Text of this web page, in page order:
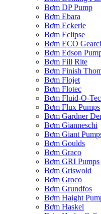
Bơm DP Pump
Bơm Ebara
Bơm Eckerle
Bơm Eclipse
Bơm ECO
Bơm Edson
Bơm Fill Rite
Bơm Finish
Bơm Flojet
Bơm Flotec
Bơm Fluid-O-
Bơm Flux Pumps
Bơm Gardner
Bơm Gianneschi
Bơm Giant
Bơm Goulds
Bơm Graco
Bơm GRI Pumps
Bơm Griswold
Bơm Groco
Bơm Grundfos
Bơm Haight
Bơm Haskel